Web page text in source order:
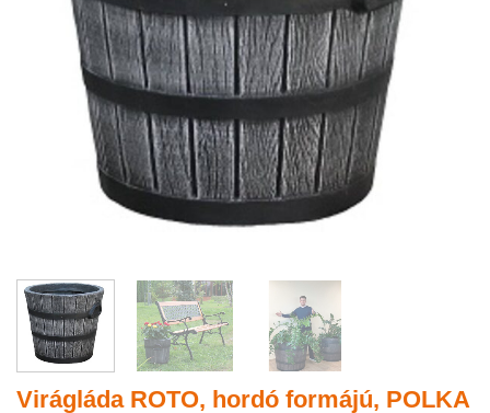
Virágláda ROTO, hordó formájú, POLKA